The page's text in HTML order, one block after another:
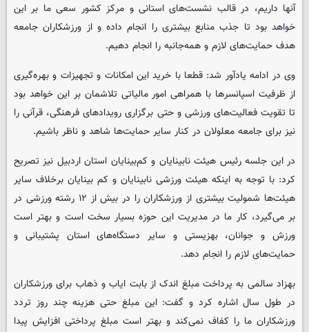
آنها داریم، در قالب نشست‌های استانی و مرکز کشور سعی ما بر این
خواهد بود تا جذب منابع بیشتری را انجام داده و از ورزشکاران جامعه
هدف حمایت‌های لازم و همه‌جانبه را انجام دهیم.
وی در ادامه یادآور شد: قطعا با خرید این امکانات و تجهیزات و بهره‌گیری
از ظرفیت اسپانسرها با همراهی امور مالیاتی تلاشمان بر این خواهد بود
تا تقویت فعالیت‌های ورزشی و حتی برگزاری رویدادهای فرهنگی، قرآنی را
نیز برای جامعه معلولان در کنار سایر حمایت‌ها شاهد و ناظر باشیم.
در این جلسه رئیس هیئت نابینایان و کم‌بینایان استان اردبیل نیز تصریح
کرد: با توجه به اینکه هیئت ورزشی نابینایان و کم بینایان برخلاف سایر
هیئت‌ها شمولیت بیشتری از ورزشکاران را در بیش از ۱۲ رشته ورزشی در
بر می‌گیرد، کار ما در مدیریت این حوزه بسیار سخت است و بهتر است
ورزش و جوانان، بهزیستی و سایر دستگاه‌های استان پشتیبانی و
حمایت‌های لازم را انجام دهد.
بهزاد سالمی به پرداخت مبلغ اندک از بابت ایاب و ذهاب برای ورزشکاران
در طول سال اشاره کرد و گفت: این مبلغ حتی هزینه چند روز تردد
ورزشکاران ما را کفاف نمی‌کند و بهتر است مبلغ پرداختی افزایش پیدا